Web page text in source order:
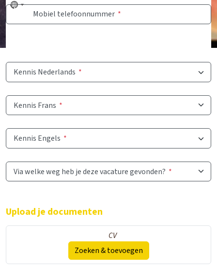
No
countryMobiel telefoonnummer *
Kennis Nederlands *
Kennis Frans *
Kennis Engels *
Via welke weg heb je deze vacature gevonden? *
Upload je documenten
CV
Zoeken & toevoegen